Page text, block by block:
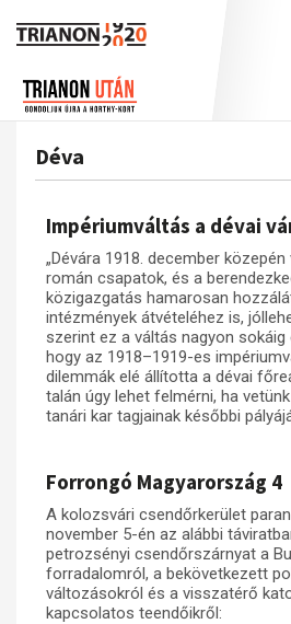
A békerendszer
Utókor és
Adatbázis
Emlékművek
Menekültek
Visszhang
Publikációk
Kapcsolat
Trianon-
A trianoni
Műhelymunkák
Déva
Impériumváltás a dévai
„Dévára 1918. december
román csapatok, és a
közigazgatás hamarosan
intézmények átvételéhez is,
szerint ez a váltás nagyon
hogy az 1918–1919-es
dilemmák elé állította a dévai
talán úgy lehet felmérni, ha
tanári kar tagjainak későbbi
Forrongó Magyarország 4
A kolozsvári csendőrkerület
november 5-én az alábbi
petrozsényi csendőrszárnyat a
forradalomról, a bekövetkezett
változásokról és a visszatérő
kapcsolatos teendőikről: